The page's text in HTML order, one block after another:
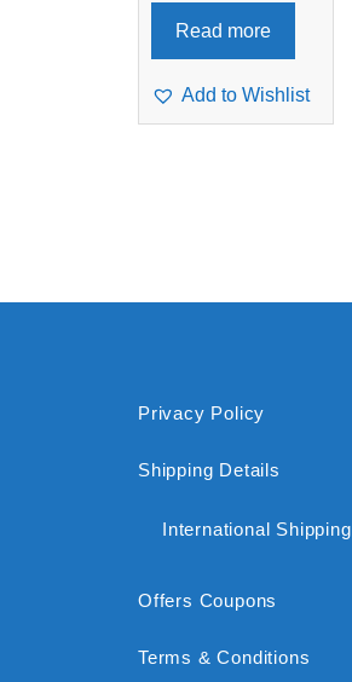
Read more
Add to Wishlist
Privacy Policy
Shipping Details
International Shipping
Offers Coupons
Terms & Conditions